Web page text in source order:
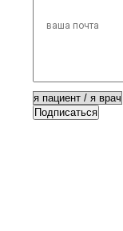
Подписаться